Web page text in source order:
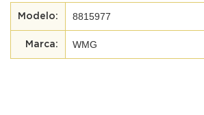
8815977
WMG